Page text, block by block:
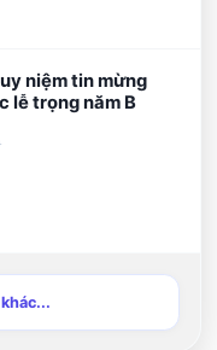
niệm tin mừng
lễ trọng năm B